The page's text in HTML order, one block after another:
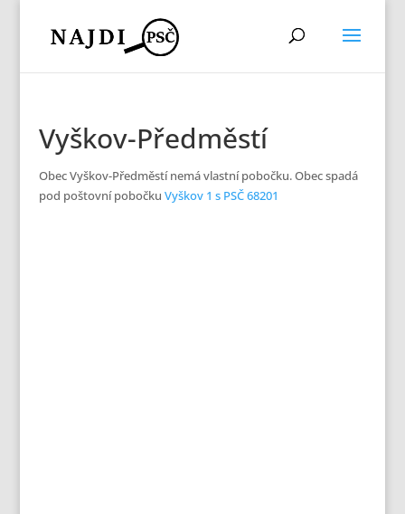
Vyškov-Předměstí
Obec Vyškov-Předměstí nemá vlastní pobočku. Obec spadá
pod poštovní pobočku Vyškov 1 s PSČ 68201